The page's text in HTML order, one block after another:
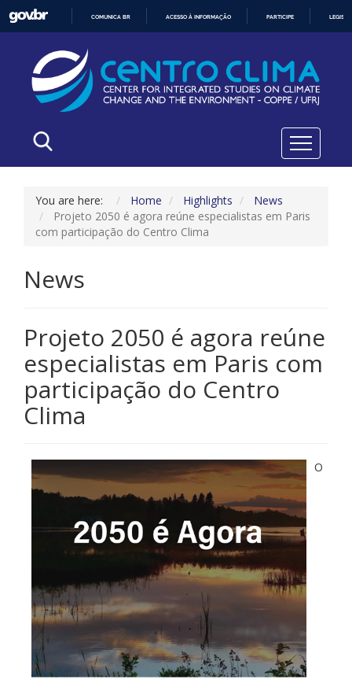
O
CONTEÚDO
COMUNICA BR ACESSO À INFORMAÇÃO PARTICIPE
You are here: Home Highlights
News
Projeto 2050 é agora reúne especialistas em Paris
com participação do Centro Clima
News
Projeto 2050 é agora reúne
especialistas em Paris com
participação do Centro
Clima
O